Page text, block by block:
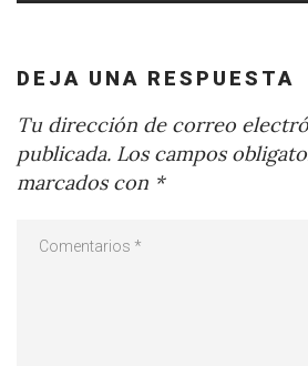
DEJA UNA RESPUESTA
Tu dirección de correo
publicada. Los campos
marcados con *